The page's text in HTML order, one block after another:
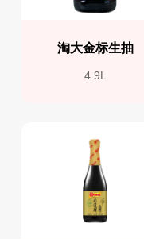
淘大金标生抽
4.9L